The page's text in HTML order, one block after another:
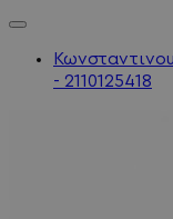
- 2110125418